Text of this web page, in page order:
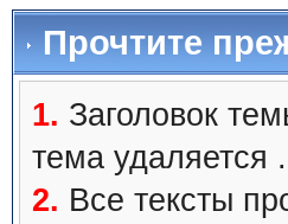
Прочтите
1. Заголовок
тема удаляется
2. Все тексты